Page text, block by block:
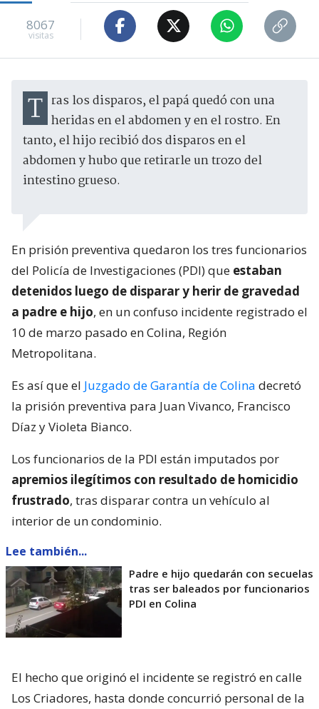
8067
visitas
Tras los disparos, el papá quedó con una heridas en el abdomen y en el rostro. En
tanto, el hijo recibió dos disparos en el
abdomen y hubo que retirarle un trozo del
intestino grueso.
En prisión preventiva quedaron los tres funcionarios
del Policía de Investigaciones (PDI) que estaban
detenidos luego de disparar y herir de gravedad
a padre e hijo, en un confuso incidente registrado el
10 de marzo pasado en Colina, Región
Metropolitana.
Es así que el Juzgado de Garantía de Colina decretó
la prisión preventiva para Juan Vivanco, Francisco
Díaz y Violeta Bianco.
Los funcionarios de la PDI están imputados por
apremios ilegítimos con resultado de homicidio
frustrado, tras disparar contra un vehículo al
interior de un condominio.
Lee también...
Padre e hijo quedarán con secuelas
tras ser baleados por funcionarios
PDI en Colina
El hecho que originó el incidente se registró en calle
Los Criadores, hasta donde concurrió personal de la